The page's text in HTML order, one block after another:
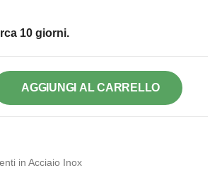
10 giorni.
AGGIUNGI AL CARRELLO
in Acciaio Inox